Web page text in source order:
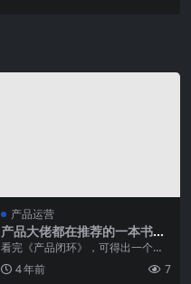
产品运营
产品大佬都在推荐的一本书
《产品闭环》
看完《产品闭环》，可得出一个结
论，此书定是一位优秀的产品经理
多年实践经验所得。我...
4 年前 7